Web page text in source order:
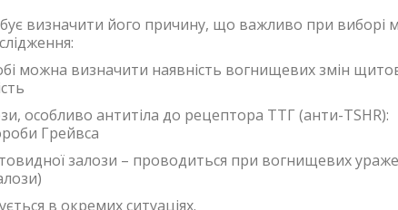
визначити його причину, що важливо при виборі
можна визначити наявність вогнищевих змін
особливо антитіла до рецептора ТТГ (анти-TSHR):
Грейвса
залози – проводиться при вогнищевих
в окремих ситуаціях.